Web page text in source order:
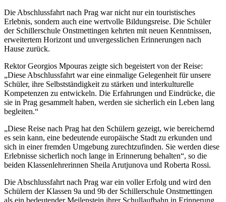
Die Abschlussfahrt nach Prag war nicht nur ein touristisches
Erlebnis, sondern auch eine wertvolle Bildungsreise. Die Schüler
der Schillerschule Onstmettingen kehrten mit neuen Kenntnissen,
erweitertem Horizont und unvergesslichen Erinnerungen nach
Hause zurück.
Rektor Georgios Mpouras zeigte sich begeistert von der Reise:
„Diese Abschlussfahrt war eine einmalige Gelegenheit für unsere
Schüler, ihre Selbstständigkeit zu stärken und interkulturelle
Kompetenzen zu entwickeln. Die Erfahrungen und Eindrücke, die
sie in Prag gesammelt haben, werden sie sicherlich ein Leben lang
begleiten.“
„Diese Reise nach Prag hat den Schülern gezeigt, wie bereichernd
es sein kann, eine bedeutende europäische Stadt zu erkunden und
sich in einer fremden Umgebung zurechtzufinden. Sie werden diese
Erlebnisse sicherlich noch lange in Erinnerung behalten“, so die
beiden Klassenlehrerinnen Sheila Arutjunova und Roberta Rossi.
Die Abschlussfahrt nach Prag war ein voller Erfolg und wird den
Schülern der Klassen 9a und 9b der Schillerschule Onstmettingen
als ein bedeutender Meilenstein ihrer Schullaufbahn in Erinnerung